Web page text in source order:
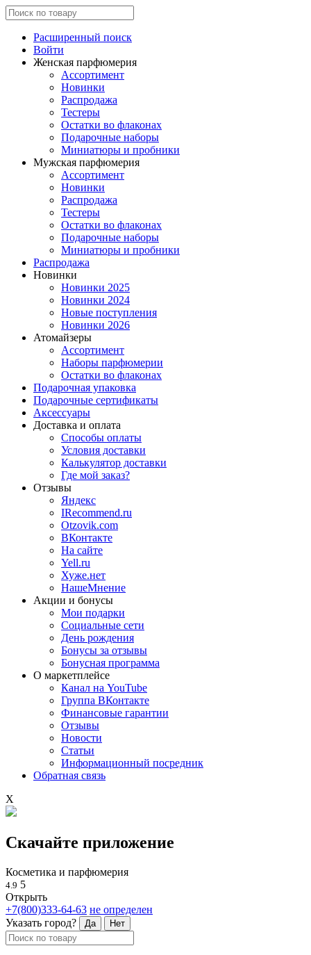
Расширенный поиск
Войти
Женская парфюмерия
Ассортимент
Новинки
Распродажа
Тестеры
Остатки во флаконах
Подарочные наборы
Миниатюры и пробники
Мужская парфюмерия
Ассортимент
Новинки
Распродажа
Тестеры
Остатки во флаконах
Подарочные наборы
Миниатюры и пробники
Распродажа
Новинки
Новинки 2025
Новинки 2024
Новые поступления
Новинки 2026
Атомайзеры
Ассортимент
Наборы парфюмерии
Остатки во флаконах
Подарочная упаковка
Подарочные сертификаты
Аксессуары
Доставка и оплата
Способы оплаты
Условия доставки
Калькулятор доставки
Где мой заказ?
Отзывы
Яндекс
IRecommend.ru
Otzovik.com
ВКонтакте
На сайте
Yell.ru
Хуже.нет
НашеМнение
Акции и бонусы
Мои подарки
Социальные сети
День рождения
Бонусы за отзывы
Бонусная программа
О маркетплейсе
Канал на YouTube
Группа ВКонтакте
Финансовые гарантии
Отзывы
Новости
Статьи
Информационный посредник
Обратная связь
X
Скачайте приложение
Косметика и парфюмерия
4.9 5
Открыть
+7(800)333-64-63 не определен
Указать город?
Да Нет